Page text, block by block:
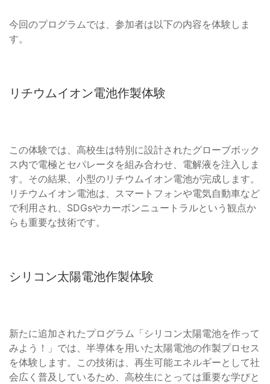
今回のプログラムでは、参加者は以下の内容を体験しま
す。
リチウムイオン電池作製体験
この体験では、高校生は特別に設計されたグローブボック
ス内で電極とセパレータを組み合わせ、電解液を注入しま
す。その結果、小型のリチウムイオン電池が完成します。
リチウムイオン電池は、スマートフォンや電気自動車など
で利用され、SDGsやカーボンニュートラルという観点か
らも重要な技術です。
シリコン太陽電池作製体験
新たに追加されたプログラム「シリコン太陽電池を作って
みよう！」では、半導体を用いた太陽電池の作製プロセス
を体験します。この技術は、再生可能エネルギーとして社
会広く普及しているため、高校生にとっては重要な学びと